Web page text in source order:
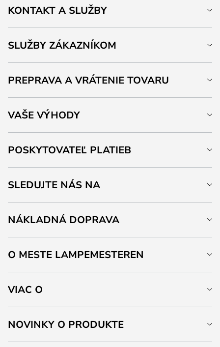
KONTAKT A SLUŽBY
SLUŽBY ZÁKAZNÍKOM
PREPRAVA A VRÁTENIE TOVARU
VAŠE VÝHODY
POSKYTOVATEĽ PLATIEB
SLEDUJTE NÁS NA
NÁKLADNÁ DOPRAVA
O MESTE LAMPEMESTEREN
VIAC O
NOVINKY O PRODUKTE